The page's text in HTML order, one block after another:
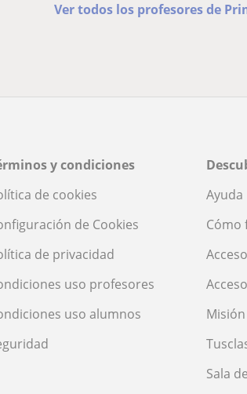
Ver todos los profesores de
y condiciones
de cookies
de Cookies
de privacidad
uso profesores
uso alumnos
Ayuda
Cómo
Sala